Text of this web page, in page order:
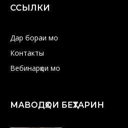
ССЫЛКИ
Дар бораи мо
Контакты
Вебинарҳои мо
МАВОДҲОИ БЕҲТАРИН